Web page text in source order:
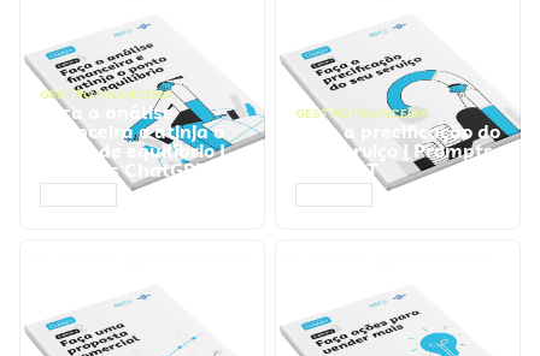
GESTÃO FINANCEIRA
Faça a análise
financeira e atinja o
ponto de equilíbrio |
Prompts ChatGPT
GESTÃO FINANCEIRA
Faça a precificação do
seu serviço | Prompts
ChatGPT